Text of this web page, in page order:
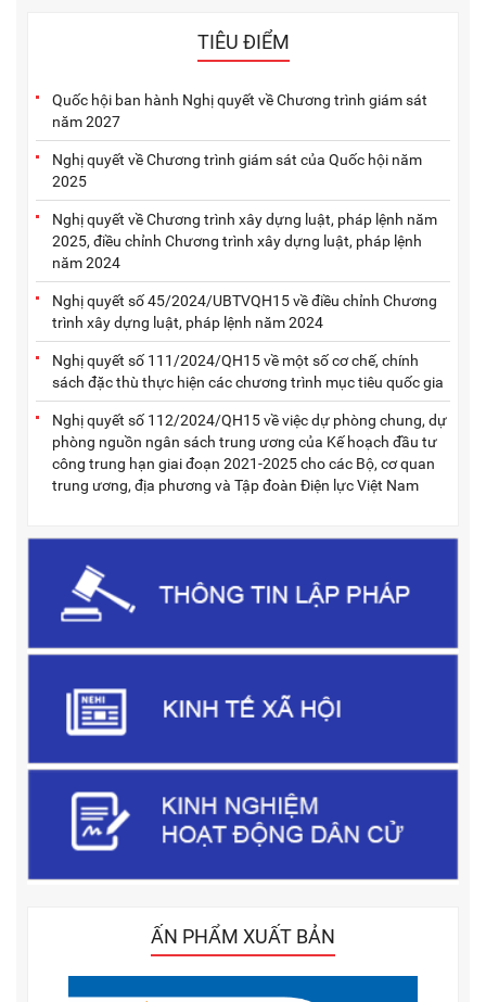
TIÊU ĐIỂM
Quốc hội ban hành Nghị quyết về Chương trình giám sát
năm 2027
Nghị quyết về Chương trình giám sát của Quốc hội năm
2025
Nghị quyết về Chương trình xây dựng luật, pháp lệnh năm
2025, điều chỉnh Chương trình xây dựng luật, pháp lệnh
năm 2024
Nghị quyết số 45/2024/UBTVQH15 về điều chỉnh Chương
trình xây dựng luật, pháp lệnh năm 2024
Nghị quyết số 111/2024/QH15 về một số cơ chế, chính
sách đặc thù thực hiện các chương trình mục tiêu quốc gia
Nghị quyết số 112/2024/QH15 về việc dự phòng chung, dự
phòng nguồn ngân sách trung ương của Kế hoạch đầu tư
công trung hạn giai đoạn 2021-2025 cho các Bộ, cơ quan
trung ương, địa phương và Tập đoàn Điện lực Việt Nam
ẤN PHẨM XUẤT BẢN